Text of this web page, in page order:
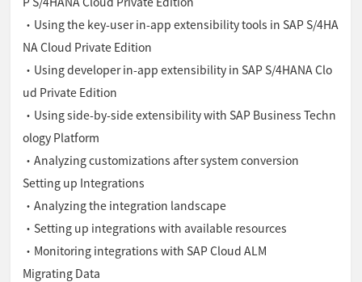
・Using the key-user in-app extensibility tools in SAP S/4HA
NA Cloud Private Edition
・Using developer in-app extensibility in SAP S/4HANA Clo
ud Private Edition
・Using side-by-side extensibility with SAP Business Techn
ology Platform
・Analyzing customizations after system conversion
Setting up Integrations
・Analyzing the integration landscape
・Setting up integrations with available resources
・Monitoring integrations with SAP Cloud ALM
Migrating Data